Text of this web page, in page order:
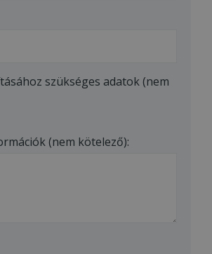
szükséges adatok (nem
(nem kötelező):